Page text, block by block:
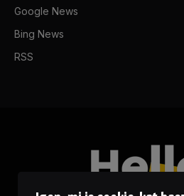
Google News
Bing News
RSS